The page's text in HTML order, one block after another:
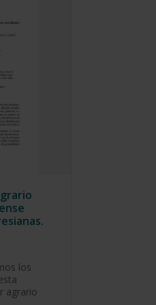
los
agrario